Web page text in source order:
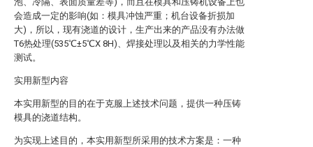
会造成一定的影响(如：模具冲蚀严重；机台设备折损加
大)，所以，现有浇道的设计，生产出来的产品没有办法做
T6热处理(535℃±5℃X 8H)、焊接处理以及相关的力学性能
测试。
实用新型内容
本实用新型的目的在于克服上述技术问题，提供一种压铸
模具的浇道结构。
为实现上述目的，本实用新型所采用的技术方案是：一种